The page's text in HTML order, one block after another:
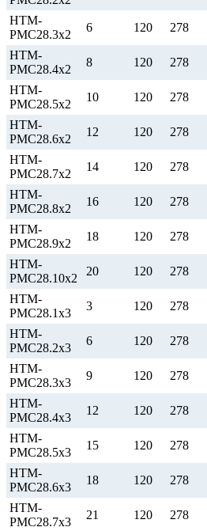
НТМ-
РМС28.3х2
6 120 278
НТМ-
РМС28.4х2
8 120 278
НТМ-
РМС28.5х2
10 120 278
НТМ-
РМС28.6х2
12 120 278
НТМ-
РМС28.7х2
14 120 278
НТМ-
РМС28.8х2
16 120 278
НТМ-
РМС28.9х2
18 120 278
НТМ-
РМС28.10х2
20 120 278
НТМ-
РМС28.1х3
3 120 278
НТМ-
РМС28.2х3
6 120 278
НТМ-
РМС28.3х3
9 120 278
НТМ-
РМС28.4х3
12 120 278
НТМ-
РМС28.5х3
15 120 278
НТМ-
РМС28.6х3
18 120 278
НТМ-
РМС28.7х3
21 120 278